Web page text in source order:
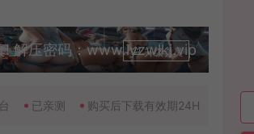
! 解压密码：www.lyzwlkj.vip
升级会员
已亲测 购买后下载有效期24H